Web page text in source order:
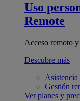
Uso
Remote
Acceso remoto
Descubre más
Asistencia
Gestión
Ver planes y